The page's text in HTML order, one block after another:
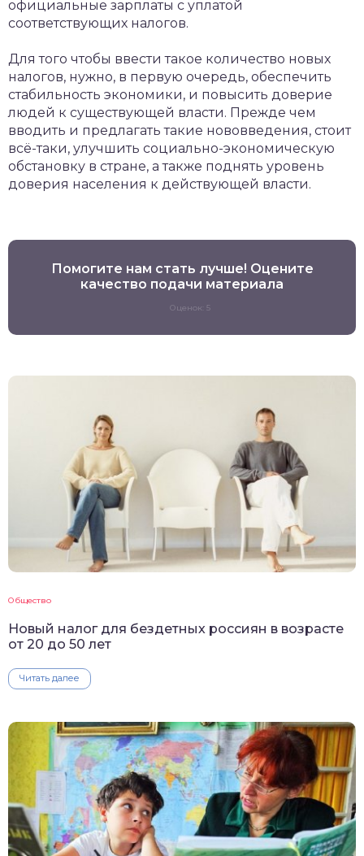
официальные зарплаты с уплатой
соответствующих налогов.
Для того чтобы ввести такое количество новых
налогов, нужно, в первую очередь, обеспечить
стабильность экономики, и повысить доверие
людей к существующей власти. Прежде чем
вводить и предлагать такие нововведения, стоит
всё-таки, улучшить социально-экономическую
обстановку в стране, а также поднять уровень
доверия населения к действующей власти.
Помогите нам стать лучше! Оцените
качество подачи материала
Оценок: 5
Общество
Новый налог для бездетных россиян в возрасте
от 20 до 50 лет
Читать далее